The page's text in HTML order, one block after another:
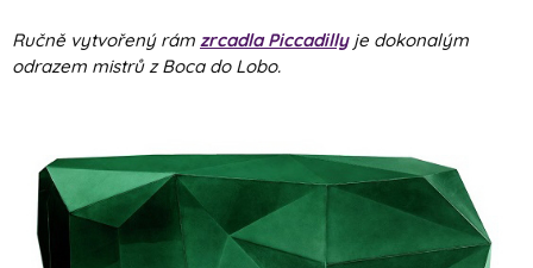
Ručně vytvořený rám zrcadla Piccadillyje dokonalým
odrazem mistrů z Boca do Lobo.